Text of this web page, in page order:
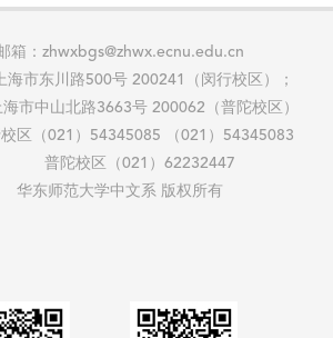
箱：zhwxbgs@zhwx.ecnu.edu.cn
海市东川路500号 200241（闵行校区）；
海市中山北路3663号 200062（普陀校区）
校区（021）54345085 （021）54345083
普陀校区（021）62232447
华东师范大学中文系 版权所有